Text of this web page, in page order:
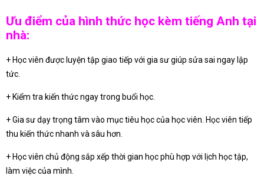
Ưu điểm của hình thức học kèm tiếng Anh tại
nhà:
+ Học viên được luyện tập giao tiếp với gia sư giúp sửa sai ngay lập
tức.
+ Kiểm tra kiến thức ngay trong buổi học.
+ Gia sư dạy trọng tâm vào mục tiêu học của học viên. Học viên tiếp
thu kiến thức nhanh và sâu hơn.
+ Học viên chủ động sắp xếp thời gian học phù hợp với lịch học tập,
làm việc của mình.